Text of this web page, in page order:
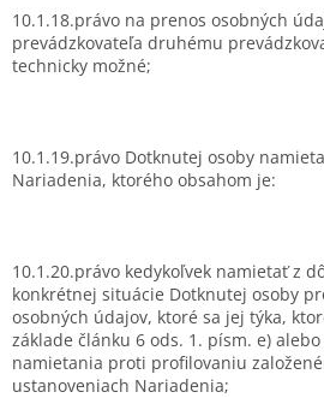
10.1.18.právo na prenos osobných
prevádzkovateľa druhému
technicky možné;
10.1.19.právo Dotknutej osoby
Nariadenia, ktorého obsahom je:
10.1.20.právo kedykoľvek namietať z
konkrétnej situácie Dotknutej osoby
osobných údajov, ktoré sa jej týka,
základe článku 6 ods. 1. písm. e)
namietania proti profilovaniu
ustanoveniach Nariadenia;